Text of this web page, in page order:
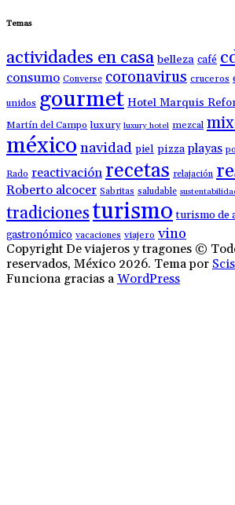
Temas
actividades en casa belleza café
consumo Converse coronavirus cruceros
unidos gourmet Hotel Marquis
Martín del Campo luxury luxury hotel mezcal
méxico navidad piel pizza playas
Rado reactivación recetas relajación
Roberto alcocer Sabritas saludable
tradicionesturismo turismo de
gastronómico vacaciones viajero vino
Copyright De viajeros y tragones ©
reservados, México 2026. Tema por
Funciona gracias a WordPress